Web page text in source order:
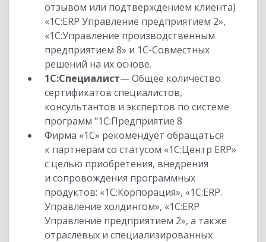
отзывом или подтверждением клиента)
«1С:ERP Управление предприятием 2»,
«1С:Управление производственным
предприятием 8» и 1С-Совместных
решений на их основе.
1С:Специалист— Общее количество
сертификатов специалистов,
консультантов и экспертов по системе
программ "1С:Предприятие 8
Фирма «1С» рекомендует обращаться
к партнерам со статусом «1С:Центр ERP»
с целью приобретения, внедрения
и сопровождения программных
продуктов: «1С:Корпорация», «1С:ERP.
Управление холдингом», «1С:ERP
Управление предприятием 2», а также
отраслевых и специализированных